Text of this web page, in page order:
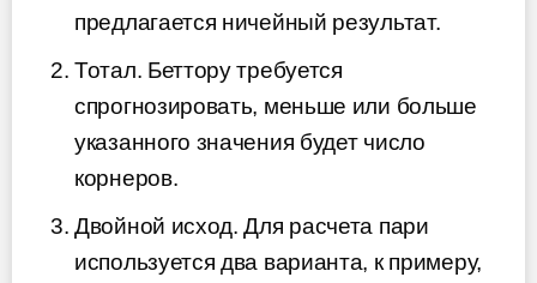
предлагается ничейный результат.
Тотал. Беттору требуется
спрогнозировать, меньше или больше
указанного значения будет число
корнеров.
Двойной исход. Для расчета пари
используется два варианта, к примеру,